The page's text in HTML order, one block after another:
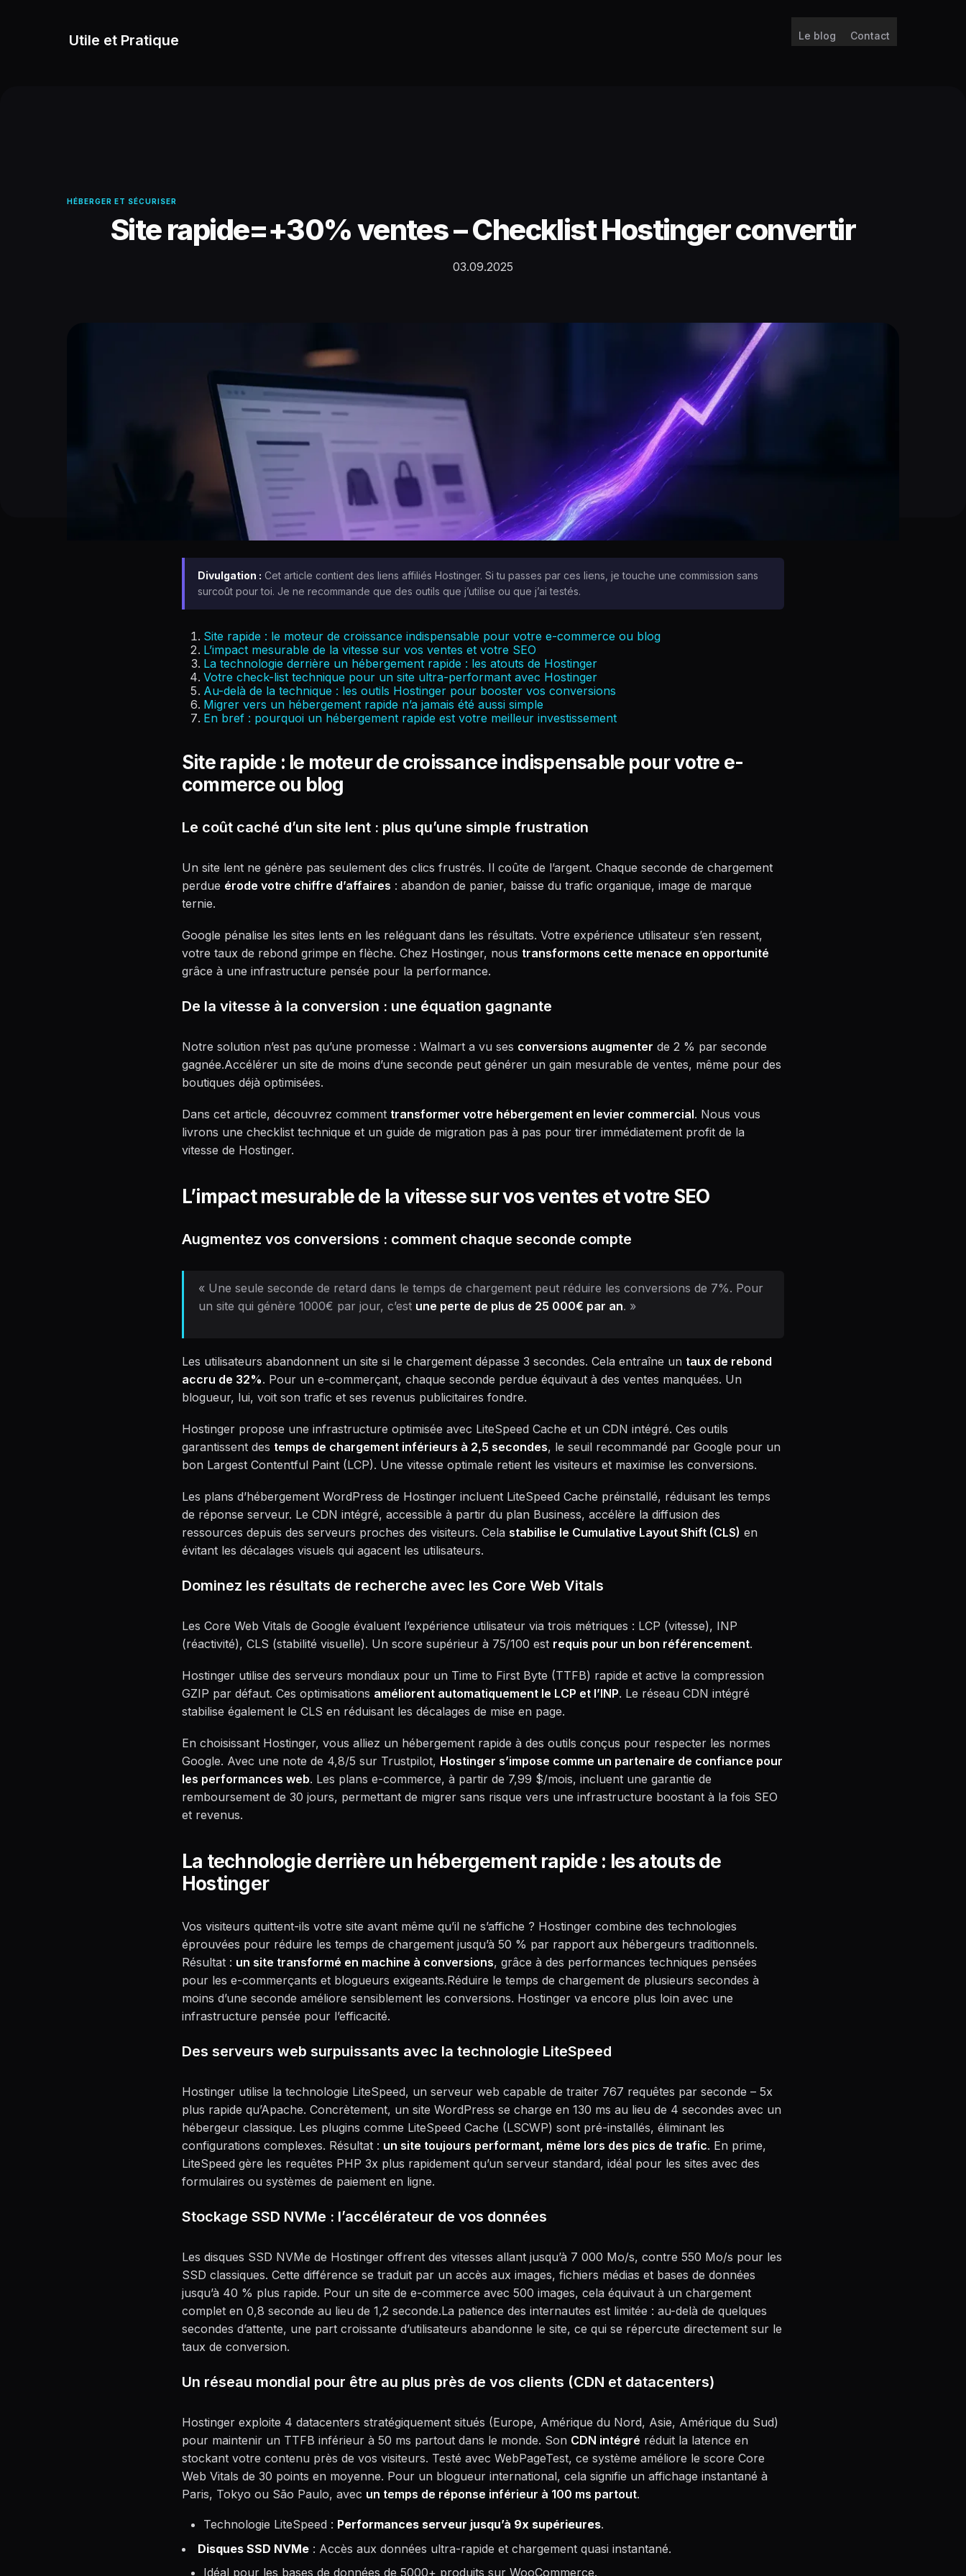
Utile et Pratique Le blog Contact
HÉBERGER ET SÉCURISER
Site rapide=+30% ventes – Checklist Hostinger convertir
03.09.2025
Divulgation : Cet article contient des liens affiliés Hostinger. Si tu passes par ces liens, je touche une commission sans
surcoût pour toi. Je ne recommande que des outils que j’utilise ou que j’ai testés.
Site rapide : le moteur de croissance indispensable pour votre e-commerce ou blog
L’impact mesurable de la vitesse sur vos ventes et votre SEO
La technologie derrière un hébergement rapide : les atouts de Hostinger
Votre check-list technique pour un site ultra-performant avec Hostinger
Au-delà de la technique : les outils Hostinger pour booster vos conversions
Migrer vers un hébergement rapide n’a jamais été aussi simple
En bref : pourquoi un hébergement rapide est votre meilleur investissement
Site rapide : le moteur de croissance indispensable pour votre e-
commerce ou blog
Le coût caché d’un site lent : plus qu’une simple frustration
Un site lent ne génère pas seulement des clics frustrés. Il coûte de l’argent. Chaque seconde de chargement
perdue érode votre chiffre d’affaires : abandon de panier, baisse du trafic organique, image de marque
ternie.
Google pénalise les sites lents en les reléguant dans les résultats. Votre expérience utilisateur s’en ressent,
votre taux de rebond grimpe en flèche. Chez Hostinger, nous transformons cette menace en opportunité
grâce à une infrastructure pensée pour la performance.
De la vitesse à la conversion : une équation gagnante
Notre solution n’est pas qu’une promesse : Walmart a vu ses conversions augmenter de 2 % par seconde
gagnée.Accélérer un site de moins d’une seconde peut générer un gain mesurable de ventes, même pour des
boutiques déjà optimisées.
Dans cet article, découvrez comment transformer votre hébergement en levier commercial. Nous vous
livrons une checklist technique et un guide de migration pas à pas pour tirer immédiatement profit de la
vitesse de Hostinger.
L’impact mesurable de la vitesse sur vos ventes et votre SEO
Augmentez vos conversions : comment chaque seconde compte
« Une seule seconde de retard dans le temps de chargement peut réduire les conversions de 7%. Pour
un site qui génère 1000€ par jour, c’est une perte de plus de 25 000€ par an. »
Les utilisateurs abandonnent un site si le chargement dépasse 3 secondes. Cela entraîne un taux de rebond
accru de 32%. Pour un e-commerçant, chaque seconde perdue équivaut à des ventes manquées. Un
blogueur, lui, voit son trafic et ses revenus publicitaires fondre.
Hostinger propose une infrastructure optimisée avec LiteSpeed Cache et un CDN intégré. Ces outils
garantissent des temps de chargement inférieurs à 2,5 secondes, le seuil recommandé par Google pour un
bon Largest Contentful Paint (LCP). Une vitesse optimale retient les visiteurs et maximise les conversions.
Les plans d’hébergement WordPress de Hostinger incluent LiteSpeed Cache préinstallé, réduisant les temps
de réponse serveur. Le CDN intégré, accessible à partir du plan Business, accélère la diffusion des
ressources depuis des serveurs proches des visiteurs. Cela stabilise le Cumulative Layout Shift (CLS) en
évitant les décalages visuels qui agacent les utilisateurs.
Dominez les résultats de recherche avec les Core Web Vitals
Les Core Web Vitals de Google évaluent l’expérience utilisateur via trois métriques : LCP (vitesse), INP
(réactivité), CLS (stabilité visuelle). Un score supérieur à 75/100 est requis pour un bon référencement.
Hostinger utilise des serveurs mondiaux pour un Time to First Byte (TTFB) rapide et active la compression
GZIP par défaut. Ces optimisations améliorent automatiquement le LCP et l’INP. Le réseau CDN intégré
stabilise également le CLS en réduisant les décalages de mise en page.
En choisissant Hostinger, vous alliez un hébergement rapide à des outils conçus pour respecter les normes
Google. Avec une note de 4,8/5 sur Trustpilot, Hostinger s’impose comme un partenaire de confiance pour
les performances web. Les plans e-commerce, à partir de 7,99 $/mois, incluent une garantie de
remboursement de 30 jours, permettant de migrer sans risque vers une infrastructure boostant à la fois SEO
et revenus.
La technologie derrière un hébergement rapide : les atouts de
Hostinger
Vos visiteurs quittent-ils votre site avant même qu’il ne s’affiche ? Hostinger combine des technologies
éprouvées pour réduire les temps de chargement jusqu’à 50 % par rapport aux hébergeurs traditionnels.
Résultat : un site transformé en machine à conversions, grâce à des performances techniques pensées
pour les e-commerçants et blogueurs exigeants.Réduire le temps de chargement de plusieurs secondes à
moins d’une seconde améliore sensiblement les conversions. Hostinger va encore plus loin avec une
infrastructure pensée pour l’efficacité.
Des serveurs web surpuissants avec la technologie LiteSpeed
Hostinger utilise la technologie LiteSpeed, un serveur web capable de traiter 767 requêtes par seconde – 5x
plus rapide qu’Apache. Concrètement, un site WordPress se charge en 130 ms au lieu de 4 secondes avec un
hébergeur classique. Les plugins comme LiteSpeed Cache (LSCWP) sont pré-installés, éliminant les
configurations complexes. Résultat : un site toujours performant, même lors des pics de trafic. En prime,
LiteSpeed gère les requêtes PHP 3x plus rapidement qu’un serveur standard, idéal pour les sites avec des
formulaires ou systèmes de paiement en ligne.
Stockage SSD NVMe : l’accélérateur de vos données
Les disques SSD NVMe de Hostinger offrent des vitesses allant jusqu’à 7 000 Mo/s, contre 550 Mo/s pour les
SSD classiques. Cette différence se traduit par un accès aux images, fichiers médias et bases de données
jusqu’à 40 % plus rapide. Pour un site de e-commerce avec 500 images, cela équivaut à un chargement
complet en 0,8 seconde au lieu de 1,2 seconde.La patience des internautes est limitée : au-delà de quelques
secondes d’attente, une part croissante d’utilisateurs abandonne le site, ce qui se répercute directement sur le
taux de conversion.
Un réseau mondial pour être au plus près de vos clients (CDN et datacenters)
Hostinger exploite 4 datacenters stratégiquement situés (Europe, Amérique du Nord, Asie, Amérique du Sud)
pour maintenir un TTFB inférieur à 50 ms partout dans le monde. Son CDN intégré réduit la latence en
stockant votre contenu près de vos visiteurs. Testé avec WebPageTest, ce système améliore le score Core
Web Vitals de 30 points en moyenne. Pour un blogueur international, cela signifie un affichage instantané à
Paris, Tokyo ou São Paulo, avec un temps de réponse inférieur à 100 ms partout.
Technologie LiteSpeed : Performances serveur jusqu’à 9x supérieures.
Disques SSD NVMe : Accès aux données ultra-rapide et chargement quasi instantané.
Idéal pour les bases de données de 5000+ produits sur WooCommerce.